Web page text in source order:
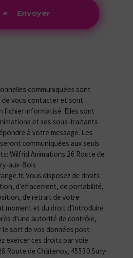
Envoyer
communiquées sont
de vous contacter et sont
fichier informatisé. Elles sont
et ses sous-traitants
à votre message. Les
communiquées aux seuls
Wilfrid Animations 26 Route de
aux-Bois
Vous disposez de droits
d’effacement, de portabilité,
de retrait de votre
moment et du droit d’introduire
d’une autorité de contrôle,
le sort de vos données post-
exercer ces droits par voie
Route de Châtenoy, 45530 Sury-